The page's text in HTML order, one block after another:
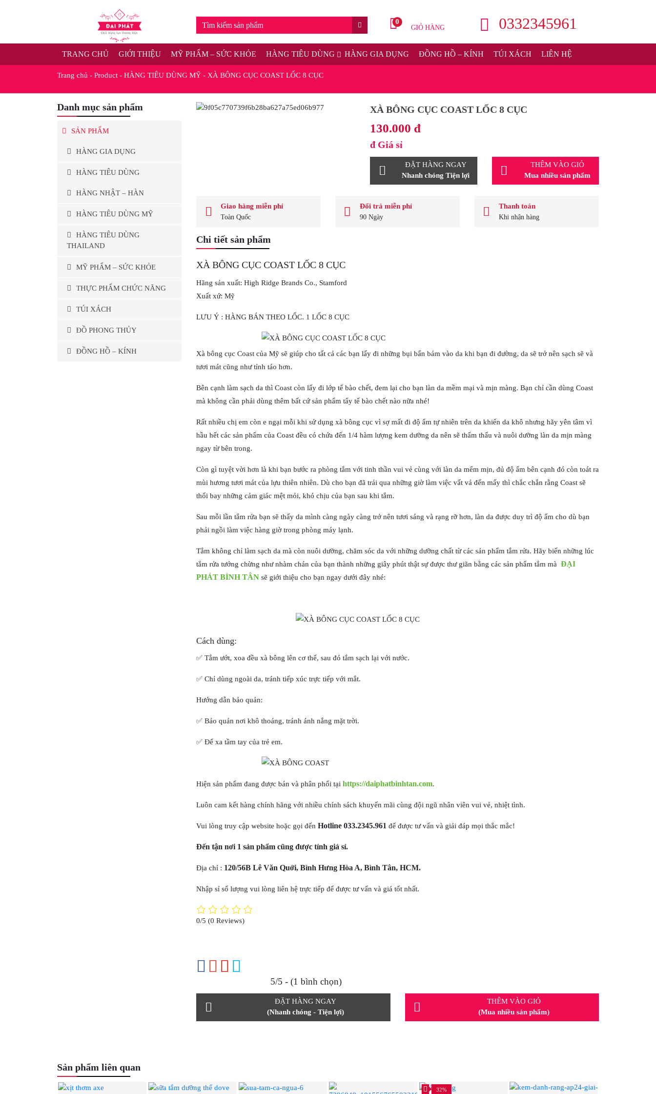
GIỎ HÀNG
0 0332345961
TRANG CHỦ GIỚI THIỆU MỸ PHẨM – SỨC KHỎE HÀNG TIÊU DÙNG HÀNG GIA DỤNG ĐỒNG HỒ – KÍNH TÚI XÁCH LIÊN HỆ
Trang chủ - Product - HÀNG TIÊU DÙNG MỸ - XÀ BÔNG CỤC COAST LỐC 8 CỤC
XÀ BÔNG CỤC COAST LỐC 8 CỤC
130.000 đ
đ Giá sỉ
ĐẶT HÀNG NGAY
Nhanh chóng Tiện lợi
THÊM VÀO GIỎ
Mua nhiều sản phẩm
Giao hàng miễn phí
Toàn Quốc
Đổi trả miễn phí
90 Ngày
Thanh toán
Khi nhận hàng
Chi tiết sản phẩm
XÀ BÔNG CỤC COAST LỐC 8 CỤC
Hãng sản xuất: High Ridge Brands Co., Stamford
Xuất xứ: Mỹ
LƯU Ý : HÀNG BÁN THEO LỐC. 1 LỐC 8 CỤC
Xà bông cục Coast của Mỹ sẽ giúp cho tất cả các bạn lấy đi những bụi bẩn bám vào da khi bạn đi đường, da sẽ trở nên sạch sẽ và
tươi mát cũng như tỉnh táo hơn.
Bên cạnh làm sạch da thì Coast còn lấy đi lớp tế bào chết, đem lại cho bạn làn da mềm mại và mịn màng. Bạn chỉ cần dùng Coast
mà không cần phải dùng thêm bất cứ sản phẩm tẩy tế bào chết nào nữa nhé!
Rất nhiều chị em còn e ngại mỗi khi sử dụng xà bông cục vì sợ mất đi độ ẩm tự nhiên trên da khiến da khô nhưng hãy yên tâm vì
hầu hết các sản phẩm của Coast đều có chứa đến 1/4 hàm lượng kem dưỡng da nên sẽ thẩm thấu và nuôi dưỡng làn da mịn màng
ngay từ bên trong.
Còn gì tuyệt vời hơn là khi bạn bước ra phòng tắm với tinh thần vui vẻ cùng với làn da mểm mịn, đủ độ ẩm bên cạnh đó còn toát ra
mùi hương tươi mát của lựu thiên nhiên. Dù cho bạn đã trải qua những giờ làm việc vất vả đến mấy thì chắc chắn rằng Coast sẽ
thổi bay những cảm giác mệt mỏi, khó chịu của bạn sau khi tắm.
Sau mỗi lần tắm rửa bạn sẽ thấy da mình càng ngày càng trở nên tươi sáng và rạng rỡ hơn, làn da được duy trì độ ẩm cho dù bạn
phải ngồi làm việc hàng giờ trong phòng máy lạnh.
Tắm không chỉ làm sạch da mà còn nuôi dưỡng, chăm sóc da với những dưỡng chất từ các sản phẩm tắm rửa. Hãy biến những lúc
tắm rửa tưởng chừng như nhàm chán của bạn thành những giây phút thật sự được thư giãn bằng các sản phẩm tắm mà ĐẠI
PHÁT BÌNH TÂN sẽ giới thiệu cho bạn ngay dưới đây nhé:
Cách dùng:
✅ Tắm ướt, xoa đều xà bông lên cơ thể, sau đó tắm sạch lại với nước.
✅ Chỉ dùng ngoài da, tránh tiếp xúc trực tiếp với mắt.
Hướng dẫn bảo quản:
✅ Bảo quản nơi khô thoáng, tránh ánh nắng mặt trời.
✅ Để xa tầm tay của trẻ em.
Hiện sản phẩm đang được bán và phân phối tại https://daiphatbinhtan.com.
Luôn cam kết hàng chính hãng với nhiều chính sách khuyến mãi cùng đội ngũ nhân viên vui vẻ, nhiệt tình.
Vui lòng truy cập website hoặc gọi đến Hotline 033.2345.961 để được tư vấn và giải đáp mọi thắc mắc!
Đến tận nơi 1 sản phẩm cũng được tính giá sỉ.
Địa chỉ : 120/56B Lê Văn Quới, Bình Hưng Hòa A, Bình Tân, HCM.
Nhập sỉ số lượng vui lòng liên hệ trực tiếp để được tư vấn và giá tốt nhất.
0/5 (0 Reviews)
5/5 - (1 bình chọn)
ĐẶT HÀNG NGAY
(Nhanh chóng - Tiện lợi)
THÊM VÀO GIỎ
(Mua nhiều sản phẩm)
Danh mục sản phẩm
SẢN PHẨM
HÀNG GIA DỤNG
HÀNG TIÊU DÙNG
HÀNG NHẬT – HÀN
HÀNG TIÊU DÙNG MỸ
HÀNG TIÊU DÙNG
THAILAND
MỸ PHẨM – SỨC KHỎE
THỰC PHẨM CHỨC NĂNG
TÚI XÁCH
ĐỒ PHONG THỦY
ĐỒNG HỒ – KÍNH
Sản phẩm liên quan
32%